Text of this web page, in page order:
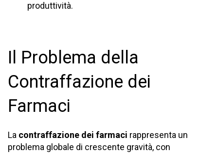
produttività.
Il Problema della
Contraffazione dei
Farmaci
La contraffazione dei farmaci rappresenta un
problema globale di crescente gravità, con